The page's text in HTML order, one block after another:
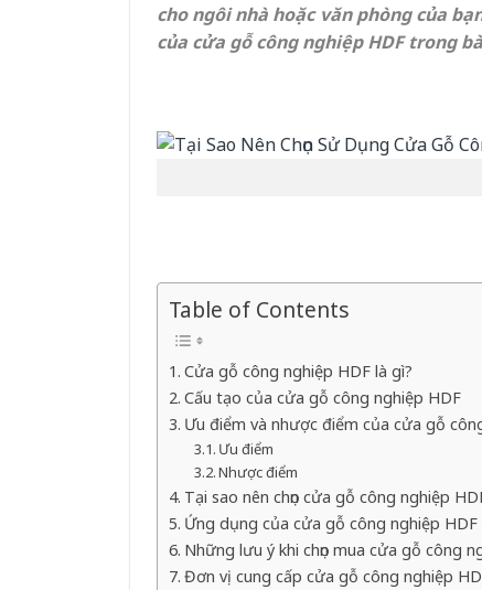
cho ngôi nhà hoặc văn phòng của
của cửa gỗ công nghiệp HDF trong
Table of Contents
Cửa gỗ công nghiệp HDF là gì?
Cấu tạo của cửa gỗ công nghiệp HDF
Ưu điểm và nhược điểm của cửa gỗ
Ưu điểm
Nhược điểm
Tại sao nên chọn cửa gỗ công nghiệp
Ứng dụng của cửa gỗ công nghiệp
Những lưu ý khi chọn mua cửa gỗ công
Đơn vị cung cấp cửa gỗ công nghiệp